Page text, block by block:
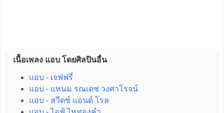
เนื้อเพลง แอบ โดยศิลปินอื่น
แอบ - เจฟฟรี่
แอบ - แหนม รณเดช วงศาโรจน์
แอบ - สวีดซ์ แอนด์ โรล